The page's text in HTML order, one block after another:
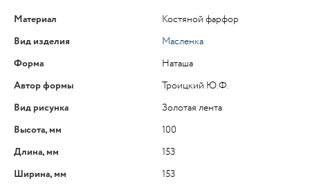
Материал
Костяной фарфор
Вид изделия
Масленка
Форма
Наташа
Автор формы
Троицкий Ю.Ф.
Вид рисунка
Золотая лента
Высота, мм
100
Длина, мм
153
Ширина, мм
153